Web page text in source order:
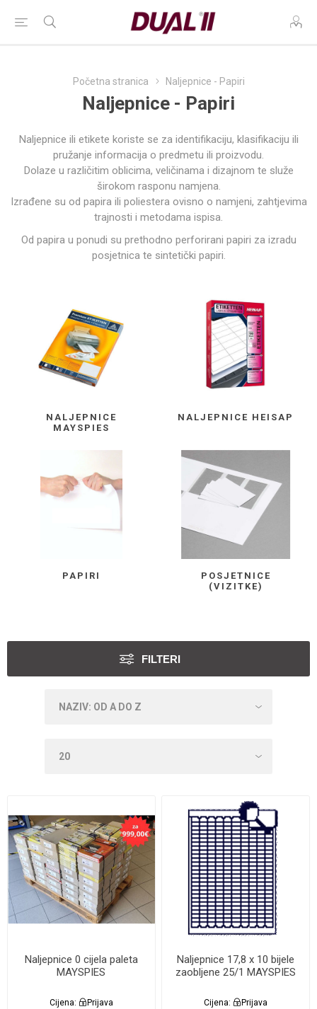
Početna stranica Naljepnice - Papiri
Naljepnice - Papiri
Naljepnice ili etikete koriste se za identifikaciju, klasifikaciju ili
pružanje informacija o predmetu ili proizvodu.
Dolaze u različitim oblicima, veličinama i dizajnom te služe
širokom rasponu namjena.
Izrađene su od papira ili poliestera ovisno o namjeni, zahtjevima
trajnosti i metodama ispisa.
Od papira u ponudi su prethodno perforirani papiri za izradu
posjetnica te sintetički papiri.
NALJEPNICE
MAYSPIES
NALJEPNICE HEISAP
PAPIRI
POSJETNICE
(VIZITKE)
FILTERI
Naljepnice 0 cijela paleta
MAYSPIES
Cijena: Prijava
Naljepnice 17,8 x 10 bijele
zaobljene 25/1 MAYSPIES
Cijena: Prijava